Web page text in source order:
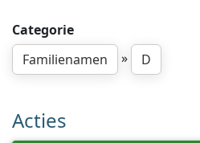
Categorie
Familienamen
» D
Acties